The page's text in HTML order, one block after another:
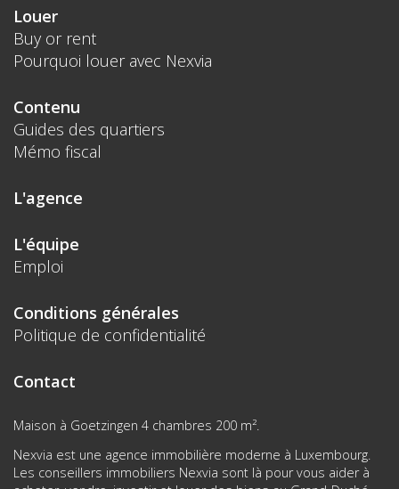
Louer
Buy or rent
Pourquoi louer avec Nexvia
Contenu
Guides des quartiers
Mémo fiscal
L'agence
L'équipe
Emploi
Conditions générales
Politique de confidentialité
Contact
Maison à Goetzingen 4 chambres 200 m².
Nexvia est une agence immobilière moderne à Luxembourg.
Les conseillers immobiliers Nexvia sont là pour vous aider à